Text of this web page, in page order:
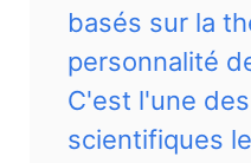
basés sur la
personnalité
C'est l'une
scientifiques